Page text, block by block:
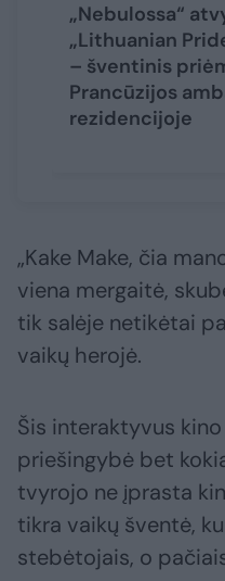
„Nebulossa“
„Lithuanian
– šventinis
Prancūzijos
rezidencijoje
„Kake Make, čia
viena mergaitė,
tik salėje netikėtai
vaikų herojė.
Šis interaktyvus
priešingybė bet
tvyrojo ne įprasta
tikra vaikų šventė,
stebėtojais, o